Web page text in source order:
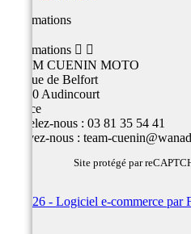
Informations
Informations  
TEAM CUENIN MOTO
26 Rue de Belfort
25400 Audincourt
France
Appelez-nous : 03 81 35 54 41
Écrivez-nous : team-
Site protégé par
© 2026 - Logiciel e-commerce